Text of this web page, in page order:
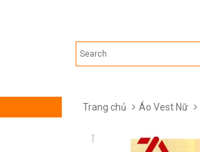
Trang chủ Áo Vest Nữ